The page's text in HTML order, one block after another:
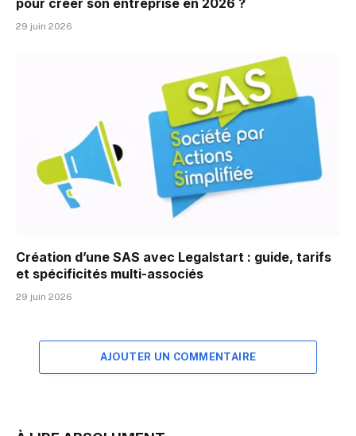
29 juin 2026
Création d’une SAS avec Legalstart : guide, tarifs
et spécificités multi-associés
29 juin 2026
AJOUTER UN COMMENTAIRE